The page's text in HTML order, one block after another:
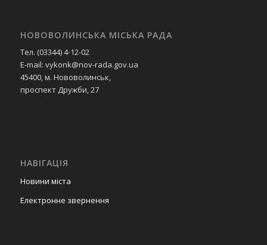
НОВОВОЛИНСЬКА МІСЬКА РАДА
Тел. (03344) 4-12-02
E-mail: vykonk@nov-rada.gov.ua
45400, м. Нововолинськ,
проспект Дружби, 27
НАВІГАЦІЯ
Новини міста
Електронне звернення